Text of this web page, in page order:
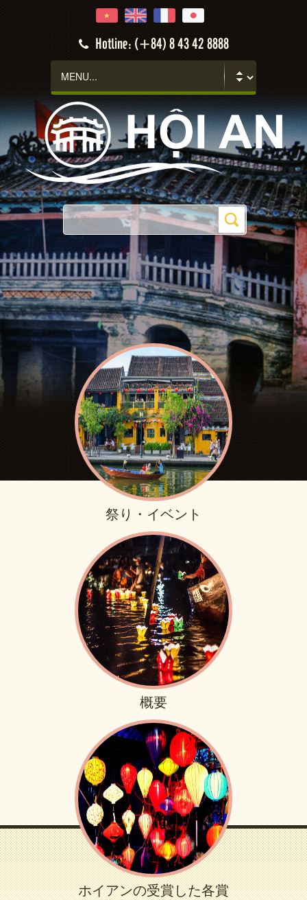
Hotline: (+84) 8 43 42 8888
祭り・イベント
概要
ホイアンの受賞した各賞